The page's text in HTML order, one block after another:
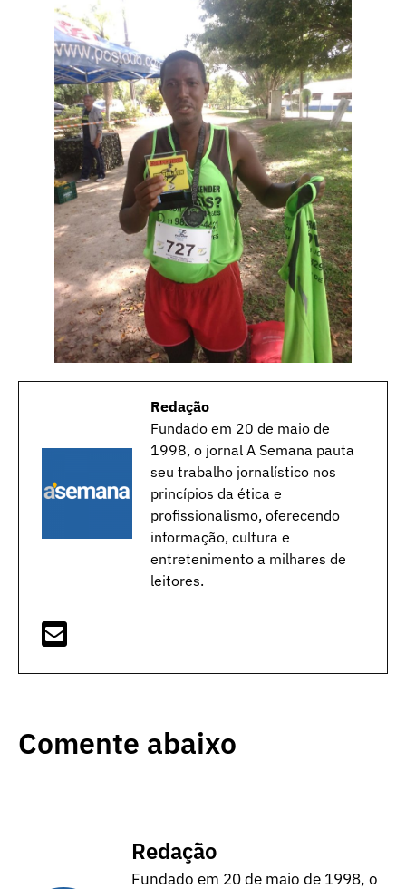
Redação
Fundado em 20 de maio de
1998, o jornal A Semana pauta
seu trabalho jornalístico nos
princípios da ética e
profissionalismo, oferecendo
informação, cultura e
entretenimento a milhares de
leitores.
Comente abaixo
Redação
Fundado em 20 de maio de 1998, o